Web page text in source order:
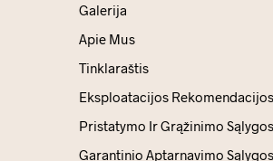
Galerija
Apie Mus
Tinklaraštis
Eksploatacijos Rekomendacijos
Pristatymo Ir Grąžinimo Sąlygos
Garantinio Aptarnavimo Sąlygos